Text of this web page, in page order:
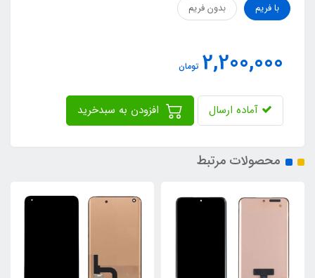
با فریم
بدون فریم
2,200,000 تومان
آماده ارسال
محصولات مرتبط